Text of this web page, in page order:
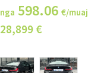
nga 598.06 €/muaj
28,899 €